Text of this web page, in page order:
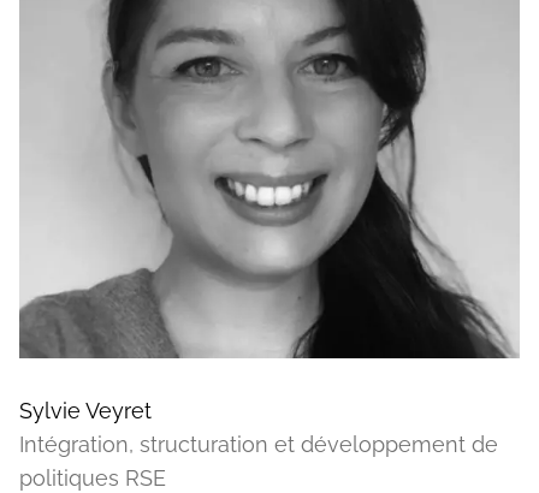
Sylvie Veyret
Intégration, structuration et développement de
politiques RSE